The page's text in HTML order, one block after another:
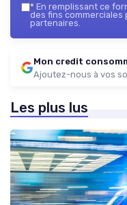
* En remplissant ce
des fins commerciales
partenaires.
Mon credit
Ajoutez-nous à vos
Les plus lus